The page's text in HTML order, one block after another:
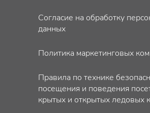
Согласие на обработку
данных
Политика маркетинговых
Правила по технике
посещения и поведения
крытых и открытых ледовых